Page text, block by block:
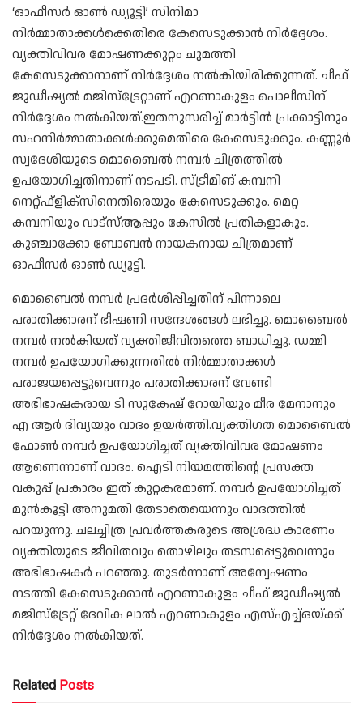
‘ഓഫീസര്‍ ഓണ്‍ ഡ്യൂട്ടി’ സിനിമാ
നിര്‍മ്മാതാക്കള്‍ക്കെതിരെ കേസെടുക്കാന്‍ നിര്‍ദ്ദേശം.
വ്യക്തിവിവര മോഷണക്കുറ്റം ചുമത്തി
കേസെടുക്കാനാണ് നിര്‍ദ്ദേശം നല്‍കിയിരിക്കുന്നത്. ചീഫ്
ജുഡീഷ്യല്‍ മജിസ്ട്രേറ്റാണ് എറണാകുളം പൊലീസിന്
നിര്‍ദ്ദേശം നല്‍കിയത്.ഇതനുസരിച്ച് മാര്‍ട്ടിന്‍ പ്രക്കാട്ടിനും
സഹനിര്‍മ്മാതാക്കള്‍ക്കുമെതിരെ കേസെടുക്കും. കണ്ണൂര്‍
സ്വദേശിയുടെ മൊബൈല്‍ നമ്പര്‍ ചിത്രത്തില്‍
ഉപയോഗിച്ചതിനാണ് നടപടി. സ്ട്രീമിങ് കമ്പനി
നെറ്റ്ഫ്ളിക്സിനെതിരെയും കേസെടുക്കും. മെറ്റ
കമ്പനിയും വാട്സ്ആപ്പും കേസില്‍ പ്രതികളാകും.
കുഞ്ചാക്കോ ബോബന്‍ നായകനായ ചിത്രമാണ്
ഓഫീസര്‍ ഓണ്‍ ഡ്യൂട്ടി.
മൊബൈൽ നമ്പർ പ്രദർശിപ്പിച്ചതിന് പിന്നാലെ
പരാതിക്കാരന് ഭീഷണി സന്ദേശങ്ങൾ ലഭിച്ചു. മൊബൈൽ
നമ്പർ നൽകിയത് വ്യക്തിജീവിതത്തെ ബാധിച്ചു. ഡമ്മി
നമ്പർ ഉപയോഗിക്കുന്നതിൽ നിർമ്മാതാക്കൾ
പരാജയപ്പെട്ടുവെന്നും പരാതിക്കാരന് വേണ്ടി
അഭിഭാഷകരായ ടി സുകേഷ് റോയിയും മീര മേനാനും
എ ആർ ദിവ്യയും വാദം ഉയർത്തി.വ്യക്തിഗത മൊബൈൽ
ഫോൺ നമ്പർ ഉപയോഗിച്ചത് വ്യക്തിവിവര മോഷണം
ആണെന്നാണ് വാദം. ഐടി നിയമത്തിന്റെ പ്രസക്ത
വകുപ്പ് പ്രകാരം ഇത് കുറ്റകരമാണ്. നമ്പർ ഉപയോഗിച്ചത്
മുൻകൂട്ടി അനുമതി തേടാതെയെന്നും വാദത്തിൽ
പറയുന്നു. ചലച്ചിത്ര പ്രവർത്തകരുടെ അശ്രദ്ധ കാരണം
വ്യക്തിയുടെ ജീവിതവും തൊഴിലും തടസപ്പെട്ടുവെന്നും
അഭിഭാഷകർ പറഞ്ഞു. തുടർന്നാണ് അന്വേഷണം
നടത്തി കേസെടുക്കാൻ എറണാകുളം ചീഫ് ജുഡീഷ്യൽ
മജിസ്‌ട്രേറ്റ് ദേവിക ലാൽ എറണാകുളം എസ്എച്ച്ഒയ്ക്ക്
നിർദ്ദേശം നൽകിയത്.
Related Posts